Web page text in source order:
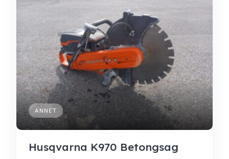
ANNET
Husqvarna K970 Betongsag